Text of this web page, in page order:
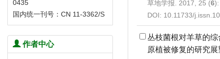
草地学报. 2017, 25 (6
DOI: 10.11733/
丛枝菌根对羊草的
原植被修复的研究展
0435
国内统一刊号：CN 11-3362/S
作者中心